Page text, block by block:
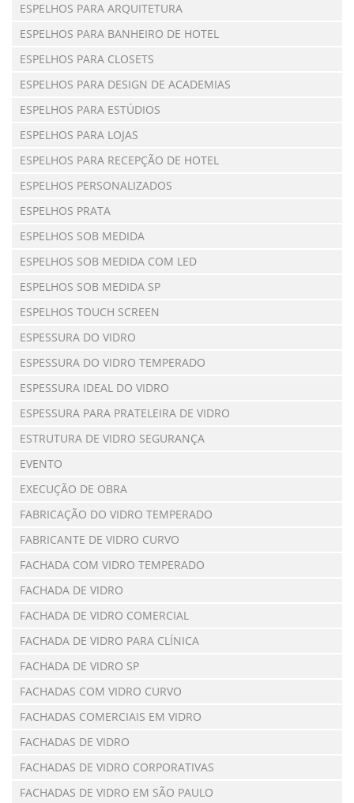
ESPELHOS PARA ARQUITETURA
ESPELHOS PARA BANHEIRO DE HOTEL
ESPELHOS PARA CLOSETS
ESPELHOS PARA DESIGN DE ACADEMIAS
ESPELHOS PARA ESTÚDIOS
ESPELHOS PARA LOJAS
ESPELHOS PARA RECEPÇÃO DE HOTEL
ESPELHOS PERSONALIZADOS
ESPELHOS PRATA
ESPELHOS SOB MEDIDA
ESPELHOS SOB MEDIDA COM LED
ESPELHOS SOB MEDIDA SP
ESPELHOS TOUCH SCREEN
ESPESSURA DO VIDRO
ESPESSURA DO VIDRO TEMPERADO
ESPESSURA IDEAL DO VIDRO
ESPESSURA PARA PRATELEIRA DE VIDRO
ESTRUTURA DE VIDRO SEGURANÇA
EVENTO
EXECUÇÃO DE OBRA
FABRICAÇÃO DO VIDRO TEMPERADO
FABRICANTE DE VIDRO CURVO
FACHADA COM VIDRO TEMPERADO
FACHADA DE VIDRO
FACHADA DE VIDRO COMERCIAL
FACHADA DE VIDRO PARA CLÍNICA
FACHADA DE VIDRO SP
FACHADAS COM VIDRO CURVO
FACHADAS COMERCIAIS EM VIDRO
FACHADAS DE VIDRO
FACHADAS DE VIDRO CORPORATIVAS
FACHADAS DE VIDRO EM SÃO PAULO